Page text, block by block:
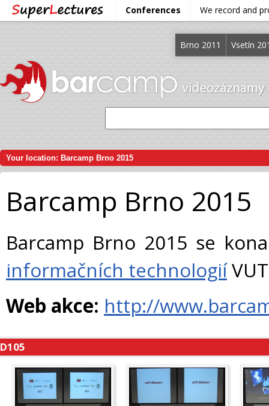
Conferences We record and
Brno 2011 Vsetín
Your location: Barcamp Brno 2015
Barcamp Brno 2015
Barcamp Brno 2015 se
informačních technologií
Web akce: http://
D105